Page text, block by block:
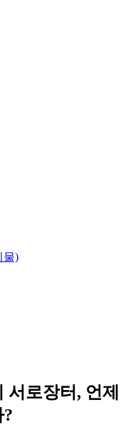
물)
서로장터, 언제